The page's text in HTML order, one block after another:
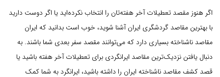
سهولت دسترسی
پوشش اینترنت
اگر هنوز مقصد تعطیلات آخر هفته‌تان را انتخاب نکرده‌اید یا اگر دوست دارید
با بهترین مقاصد گردشگری ایران آشنا شوید، خوب است بدانید که ایران
مقاصد ناشناخته بسیاری دارد که می‌توانند مقصد سفر بعدی شما باشند. به
دنبال یافتن نزدیک‌ترین مقاصد ایرانگردی برای تعطیلات آخر هفته باشید یا
قصد کشف مقاصد ناشناخته ایران را داشته باشید، ایرانگرد به شما کمک